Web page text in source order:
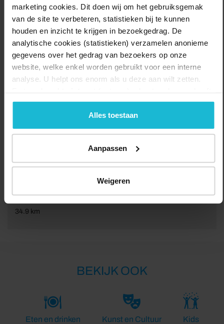
marketing cookies. Dit doen wij om het gebruiksgemak
van de site te verbeteren, statistieken bij te kunnen
houden en inzicht te krijgen in bezoekgedrag. De
analytische cookies (statistieken) verzamelen anonieme
gegevens over het gedrag van bezoekers op onze
website, welke enkel worden gebruikt voor een interne
analyse. U helpt ons enorm als u deze aan wilt zetten.
geen commerciële doelstelling. U kunt deze cookies via
de knoppen accepteren, beheren of weigeren.
Alles toestaan
Aanpassen
Weigeren
Naar de route Delen:
34.9 km
BEKIJK OOK
Eten en drinken Kunst en Cultuur Kids